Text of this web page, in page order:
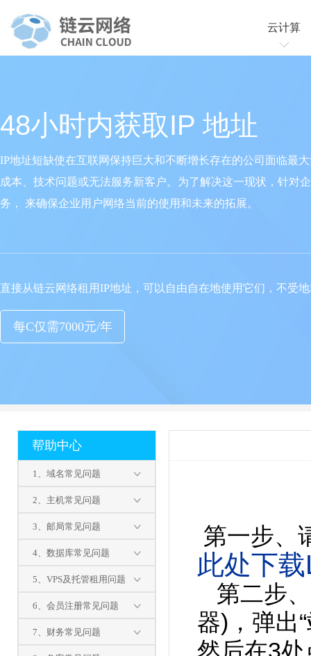
云计算
48小时内获取IP 地址
IP地址短缺使在互联网保持巨大和不断增长存在的公司面临最
成本、技术问题或无法服务新客户。为了解决这一现状，针对
务， 来确保企业用户网络当前的使用和未来的拓展。
直接从链云网络租用IP地址，可以自由自在地使用它们，不受
每C仅需7000元/年
帮助中心
1、域名常见问题
2、主机常见问题
3、邮局常见问题
4、数据库常见问题
5、VPS及托管租用问题
6、会员注册常见问题
7、财务常见问题
第一步、
此处下
第二步
器)，弹出
然后在3处